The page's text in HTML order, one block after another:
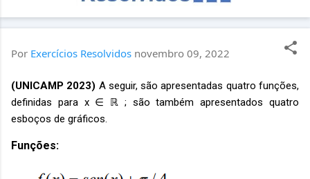
Por Exercícios Resolvidos novembro 09, 2022
(UNICAMP 2023) A seguir, são apresentadas quatro funções,
definidas para x ∈ ℝ ; são também apresentados quatro
esboços de gráficos.
Funções: